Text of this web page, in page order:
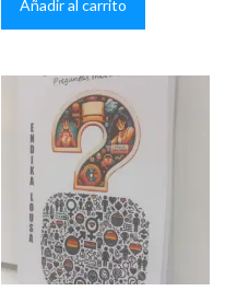
Añadir al carrito